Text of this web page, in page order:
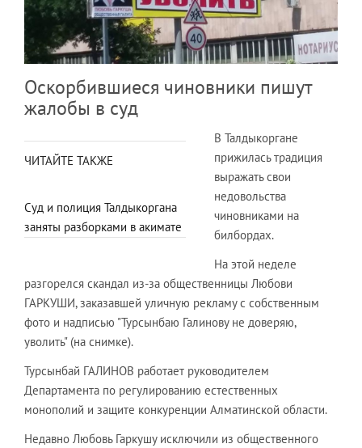
Оскорбившиеся чиновники пишут
жалобы в суд
ЧИТАЙТЕ ТАКЖЕ
Суд и полиция Талдыкоргана
заняты разборками в акимате
В Талдыкоргане
прижилась традиция
выражать свои
недовольства
чиновниками на
билбордах.
На этой неделе
разгорелся скандал из-за общественницы Любови
ГАРКУШИ, заказавшей уличную рекламу с собственным
фото и надписью "Турсынбаю Галинову не доверяю,
уволить" (на снимке).
Турсынбай ГАЛИНОВ работает руководителем
Департамента по регулированию естественных
монополий и защите конкуренции Алматинской области.
Недавно Любовь Гаркушу исключили из общественного